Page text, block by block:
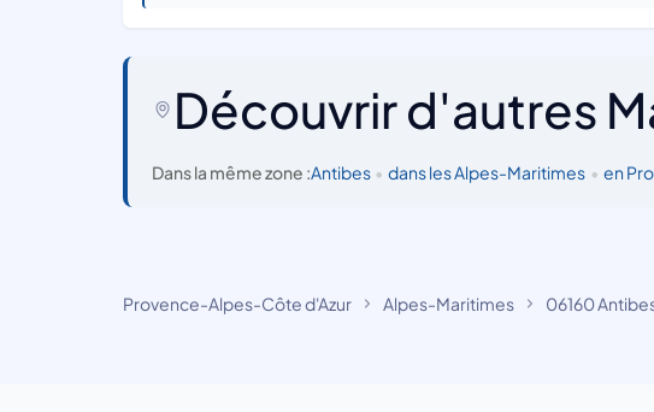
Découvrir d'autres
Dans la même zone :Antibes • dans les Alpes-Maritimes • en
Provence-Alpes-Côte d'Azur Alpes-Maritimes 06160